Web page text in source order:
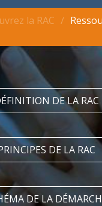
la RAC ∕
DE LA RAC
DE LA RAC
DE LA